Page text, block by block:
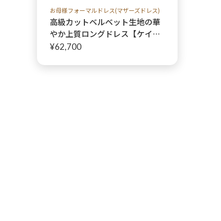
お母様フォーマルドレス(マザーズドレス)
高級カットベルベット生地の華
やか上質ロングドレス【ケイテ
ィ・ヴィクトリアドレス】お母
¥62,700